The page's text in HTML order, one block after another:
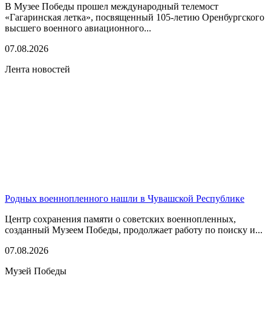
В Музее Победы прошел международный телемост
«Гагаринская летка», посвященный 105-летию Оренбургского
высшего военного авиационного...
07.08.2026
Лента новостей
Родных военнопленного нашли в Чувашской Республике
Центр сохранения памяти о советских военнопленных,
созданный Музеем Победы, продолжает работу по поиску и...
07.08.2026
Музей Победы